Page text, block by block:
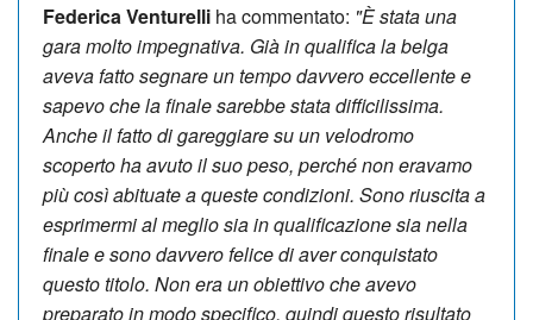
Federica Venturelli ha commentato: "È stata una
gara molto impegnativa. Già in qualifica la belga
aveva fatto segnare un tempo davvero eccellente e
sapevo che la finale sarebbe stata difficilissima.
Anche il fatto di gareggiare su un velodromo
scoperto ha avuto il suo peso, perché non eravamo
più così abituate a queste condizioni. Sono riuscita a
esprimermi al meglio sia in qualificazione sia nella
finale e sono davvero felice di aver conquistato
questo titolo. Non era un obiettivo che avevo
preparato in modo specifico, quindi questo risultato